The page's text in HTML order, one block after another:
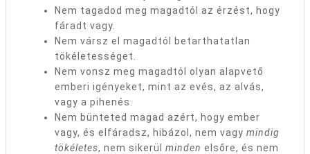
Nem tagadod meg magadtól az érzést, hogy
fáradt vagy.
Nem vársz el magadtól betarthatatlan
tökéletességet.
Nem vonsz meg magadtól olyan alapvető
emberi igényeket, mint az evés, az alvás,
vagy a pihenés.
Nem bünteted magad azért, hogy ember
vagy, és elfáradsz, hibázol, nem vagy mindig
tökéletes, nem sikerül minden elsőre, és nem